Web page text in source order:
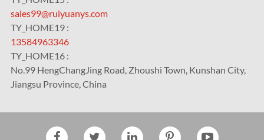
sales99@ruiyuanys.com
TY_HOME19 :
13584963346
TY_HOME16 :
No.99 HengChangJing Road, Zhoushi Town, Kunshan City,
Jiangsu Province, China